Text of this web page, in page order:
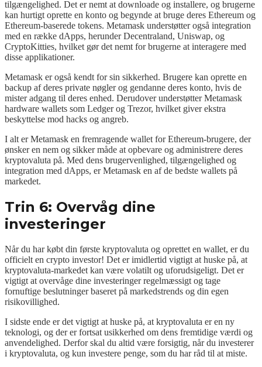
tilgængelighed. Det er nemt at downloade og installere, og brugerne
kan hurtigt oprette en konto og begynde at bruge deres Ethereum og
Ethereum-baserede tokens. Metamask understøtter også integration
med en række dApps, herunder Decentraland, Uniswap, og
CryptoKitties, hvilket gør det nemt for brugerne at interagere med
disse applikationer.
Metamask er også kendt for sin sikkerhed. Brugere kan oprette en
backup af deres private nøgler og gendanne deres konto, hvis de
mister adgang til deres enhed. Derudover understøtter Metamask
hardware wallets som Ledger og Trezor, hvilket giver ekstra
beskyttelse mod hacks og angreb.
I alt er Metamask en fremragende wallet for Ethereum-brugere, der
ønsker en nem og sikker måde at opbevare og administrere deres
kryptovaluta på. Med dens brugervenlighed, tilgængelighed og
integration med dApps, er Metamask en af de bedste wallets på
markedet.
Trin 6: Overvåg dine
investeringer
Når du har købt din første kryptovaluta og oprettet en wallet, er du
officielt en crypto investor! Det er imidlertid vigtigt at huske på, at
kryptovaluta-markedet kan være volatilt og uforudsigeligt. Det er
vigtigt at overvåge dine investeringer regelmæssigt og tage
fornuftige beslutninger baseret på markedstrends og din egen
risikovillighed.
I sidste ende er det vigtigt at huske på, at kryptovaluta er en ny
teknologi, og der er fortsat usikkerhed om dens fremtidige værdi og
anvendelighed. Derfor skal du altid være forsigtig, når du investerer
i kryptovaluta, og kun investere penge, som du har råd til at miste.